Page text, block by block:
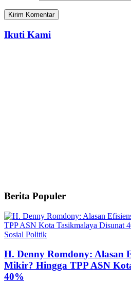
Ikuti Kami
Berita Populer
Sosial Politik
H. Denny Romdony: Alasan
Mikir? Hingga TPP ASN
40%